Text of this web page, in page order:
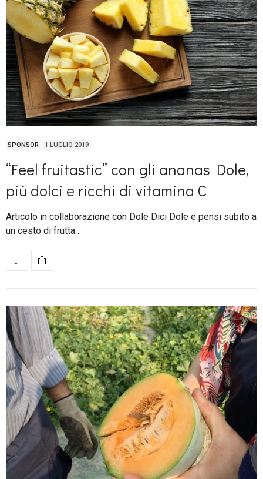
SPONSOR 1 LUGLIO 2019
“Feel fruitastic” con gli ananas Dole,
più dolci e ricchi di vitamina C
Articolo in collaborazione con Dole Dici Dole e pensi subito a
un cesto di frutta…